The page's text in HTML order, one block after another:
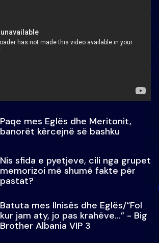
Paqe mes Eglës dhe Meritonit,
banorët kërcejnë së bashku
Nis sfida e pyetjeve, cili nga grupet
memorizoi më shumë fakte për
pastat?
Batuta mes Ilnisës dhe Eglës/“Fol
kur jam aty, jo pas krahëve…” - Big
Brother Albania VIP 3